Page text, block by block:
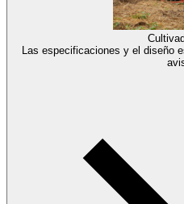
Las especificaciones y el diseño